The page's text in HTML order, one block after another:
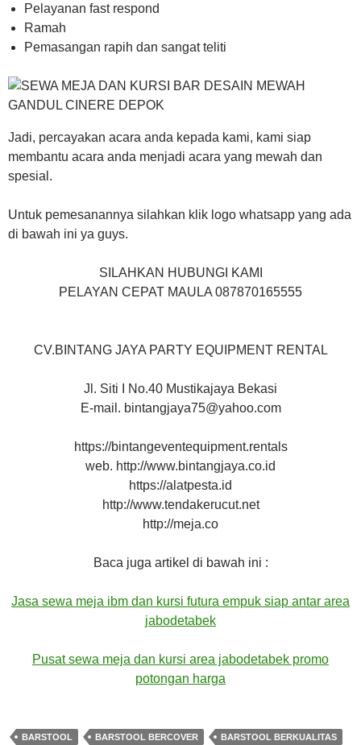
Pelayanan fast respond
Ramah
Pemasangan rapih dan sangat teliti
Jadi, percayakan acara anda kepada kami, kami siap
membantu acara anda menjadi acara yang mewah dan
spesial.
Untuk pemesanannya silahkan klik logo whatsapp yang ada
di bawah ini ya guys.
SILAHKAN HUBUNGI KAMI
PELAYAN CEPAT MAULA 087870165555
CV.BINTANG JAYA PARTY EQUIPMENT RENTAL
Jl. Siti I No.40 Mustikajaya Bekasi
E-mail. bintangjaya75@yahoo.com
https://bintangeventequipment.rentals
web. http://www.bintangjaya.co.id
https://alatpesta.id
http://www.tendakerucut.net
http://meja.co
Baca juga artikel di bawah ini :
Jasa sewa meja ibm dan kursi futura empuk siap antar area
jabodetabek
Pusatsewa meja dan kursi area jabodetabek promo
potongan harga
BARSTOOL BARSTOOL BERCOVER
BARSTOOL BERKUALITAS